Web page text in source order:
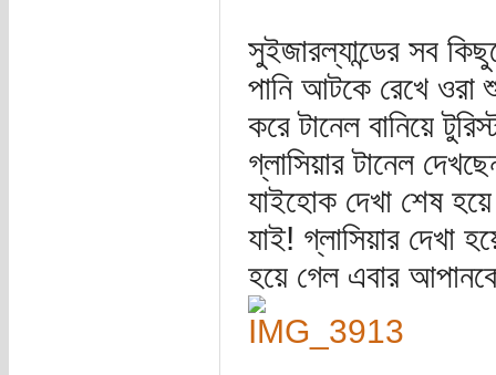
সুইজারল্যান্ডের সব
পানি আটকে রেখে ওরা
করে টানেল বানিয়ে
গ্লাসিয়ার টানেল
যাইহোক দেখা শেষ হয়ে
যাই! গ্লাসিয়ার দেখা
হয়ে গেল এবার